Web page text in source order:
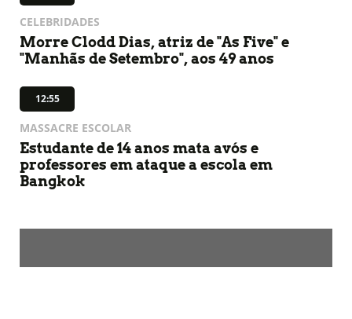
CELEBRIDADES
Morre Clodd Dias, atriz de "As Five" e
"Manhãs de Setembro", aos 49 anos
12:55
MASSACRE ESCOLAR
Estudante de 14 anos mata avós e
professores em ataque a escola em
Bangkok